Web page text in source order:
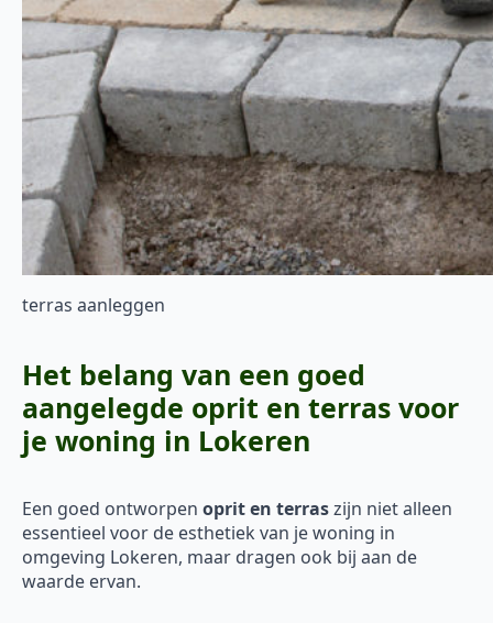
terras aanleggen
Het belang van een goed
aangelegde oprit en terras voor
je woning in Lokeren
Een goed ontworpen oprit en terraszijn niet alleen
essentieel voor de esthetiek van je woning in
omgeving Lokeren, maar dragen ook bij aan de
waarde ervan.